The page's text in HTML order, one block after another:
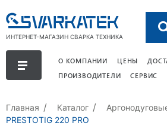
ИНТЕРНЕТ-МАГАЗИН СВАРКА ТЕХНИКА
О КОМПАНИИ ЦЕНЫ
ПРОИЗВОДИТЕЛИ
СЕРВИС
Главная Каталог
PRESTOTIG 220 PRO